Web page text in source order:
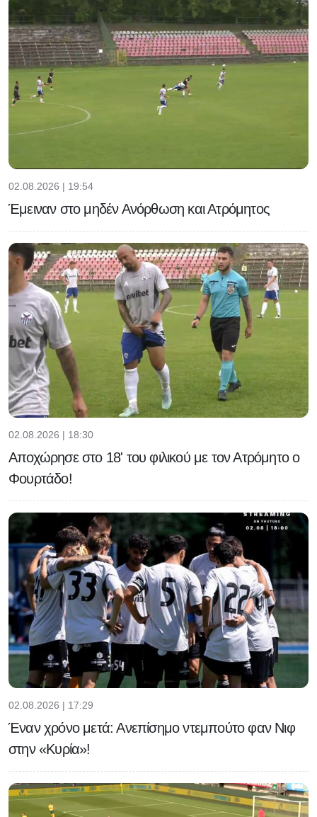
02.08.2026 | 19:54
Έμειναν στο μηδέν Ανόρθωση και Ατρόμητος
02.08.2026 | 18:30
Αποχώρησε στο 18' του φιλικού με τον Ατρόμητο ο
Φουρτάδο!
02.08.2026 | 17:29
Έναν χρόνο μετά: Ανεπίσημο ντεμπούτο φαν Νιφ
στην «Κυρία»!